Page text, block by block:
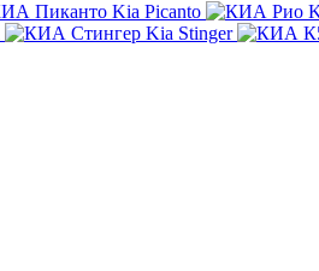
Kia Picanto
Kia Stinger